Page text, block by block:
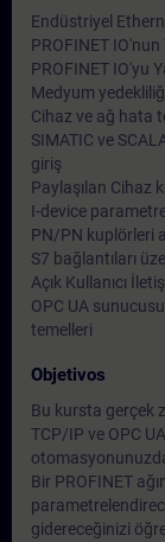
Endüstriyel
PROFINET IO'nun
PROFINET IO'yu
Medyum
Cihaz ve ağ hata
SIMATIC ve
giriş
Paylaşılan Cihaz
I-device
PN/PN kuplörleri
S7 bağlantıları
Açık Kullanıcı
OPC UA
temelleri
Objetivos
Bu kursta gerçek
TCP/IP ve OPC
otomasyonunuzda
Bir PROFINET
gidereceğinizi